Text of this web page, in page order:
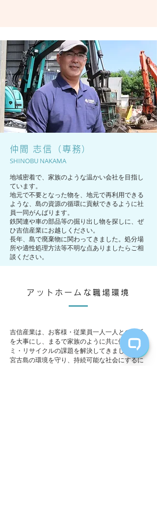
仲間 志信（専務）
SHINOBU NAKAMA
地域密着で、家族のような温かい会社を目指し
ています。
地元で不要となった物を、地元で再利用できる
ような、島の資源の循環に貢献できるように社
員一同がんばります。
鉄関連や車の部品等の​掘り出し物を探しに、ぜ
ひ吉信産業にお越しください。
長年、島で廃棄物に関わってきました。処分場
所や適性処理方法等不明な点ありましたらご相
談ください。
アットホームな職場環境
吉信産業は、お客様・従業員一人一人との関係
を大事にし、まるで家族のように共に働き、ゴ
ミ・リサイクルの課題を解決してきました。
宮古島の環境を守り、持続可能な社会にするに